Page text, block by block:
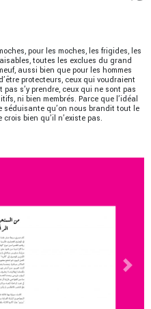
pour les moches, les frigides, les
toutes les exclues du grand
aussi bien que pour les hommes
protecteurs, ceux qui voudraient
pas s’y prendre, ceux qui ne sont pas
ni bien membrés. Parce que l’idéal
séduisante qu’on nous brandit tout le
bien qu’il n’existe pas.
Next